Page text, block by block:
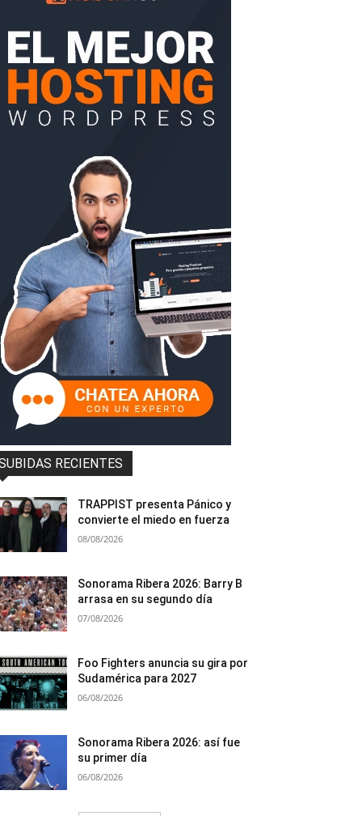
RECIENTES
TRAPPIST presenta Pánico y
convierte el miedo en fuerza
08/08/2026
Sonorama Ribera 2026: Barry B
arrasa en su segundo día
07/08/2026
Foo Fighters anuncia su gira por
Sudamérica para 2027
06/08/2026
Sonorama Ribera 2026: así fue
su primer día
06/08/2026